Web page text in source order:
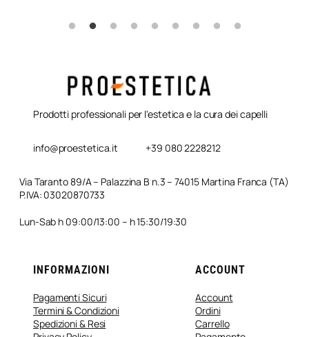
Prodotti professionali per l'estetica e la cura dei capelli
info@proestetica.it +39 080 2228212
Via Taranto 89/A – Palazzina B n.3 – 74015 Martina Franca (TA)
P.IVA: 03020870733
Lun-Sab h 09:00/13:00 – h 15:30/19:30
INFORMAZIONI
Pagamenti Sicuri
Termini & Condizioni
Spedizioni & Resi
ACCOUNT
Account
Ordini
Carrello